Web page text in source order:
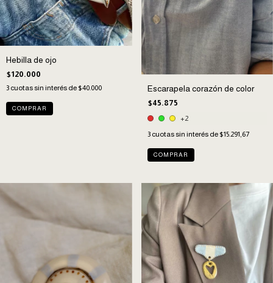
Hebilla de ojo
$120.000
3 cuotas sin interés de $40.000 Escarapela corazón de color
$45.875
+2
3 cuotas sin interés de $15.291,67
COMPRAR